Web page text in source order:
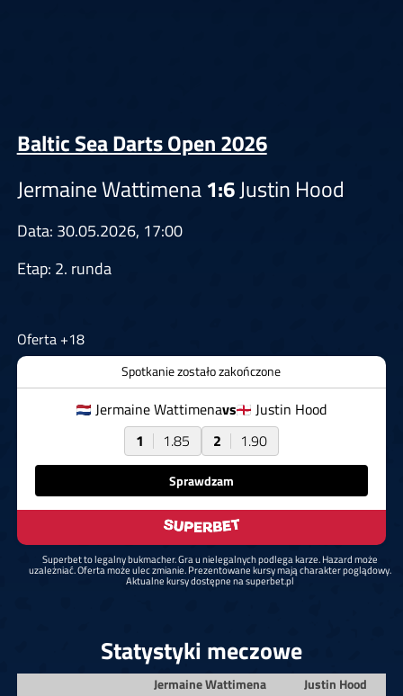
Baltic Sea Darts Open 2026
Jermaine Wattimena1:6Justin Hood
Data: 30.05.2026, 17:00
Etap: 2. runda
Oferta +18
Spotkanie zostało zakończone
Jermaine Wattimenavs
Justin Hood
1
1.85 2 1.90
Sprawdzam
Superbet to legalny bukmacher. Gra u nielegalnych podlega karze. Hazard może
uzależniać. Oferta może ulec zmianie. Prezentowane kursy mają charakter poglądowy.
Aktualne kursy dostępne na superbet.pl
Statystyki meczowe
Jermaine Wattimena
Justin Hood